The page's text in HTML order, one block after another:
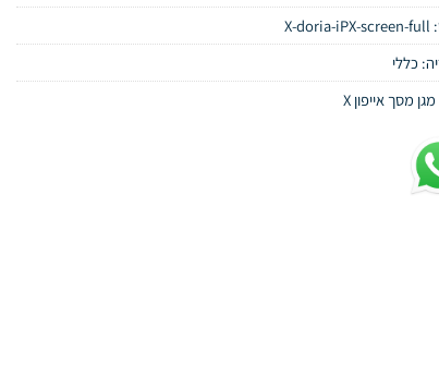
X-doria-iPX-screen-full
כללי
מגן מסך אייפון X